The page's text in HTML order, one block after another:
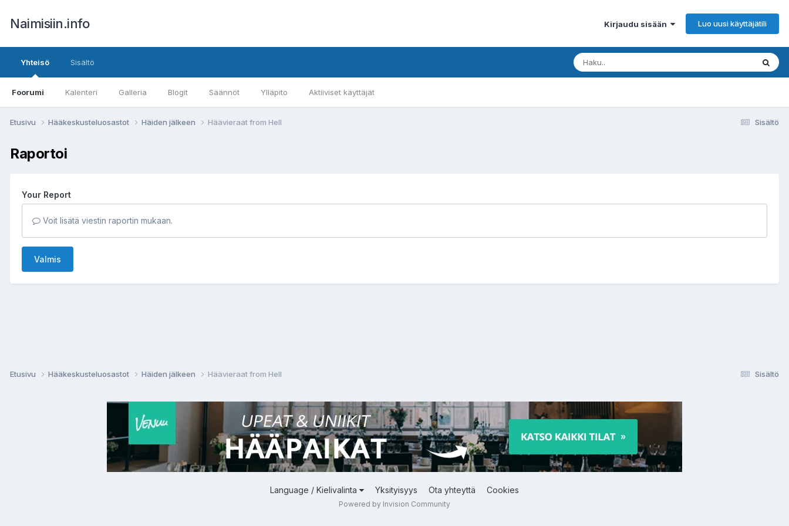
Naimisiin.info Kirjaudu sisään Luo uusi käyttäjätili
Yhteisö
Foorumi Kalenteri Galleria Blogit Säännöt Ylläpito Aktiiviset käyttäjät
Sisältö
Sisältö
Etusivu Hääkeskusteluosastot Häiden jälkeen Häävieraat from Hell
Raportoi
Your Report
Voit lisätä viestin raportin mukaan.
Valmis
Sisältö
Etusivu Hääkeskusteluosastot Häiden jälkeen Häävieraat from Hell
Language / Kielivalinta Yksityisyys Ota yhteyttä Cookies
Powered by Invision Community